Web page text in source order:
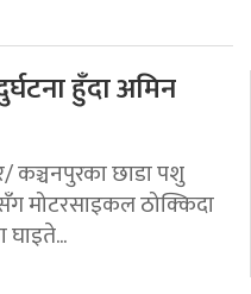
हुँदा अमिन
कञ्चनपुरका छाडा पशु
मोटरसाइकल ठोक्किदा